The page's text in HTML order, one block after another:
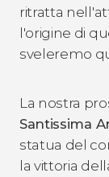
ritratta
l'origine di
sveleremo
La nostra
Santissima
statua del
la vittoria